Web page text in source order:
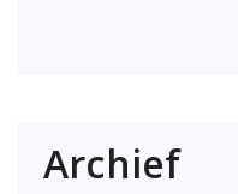
Archief